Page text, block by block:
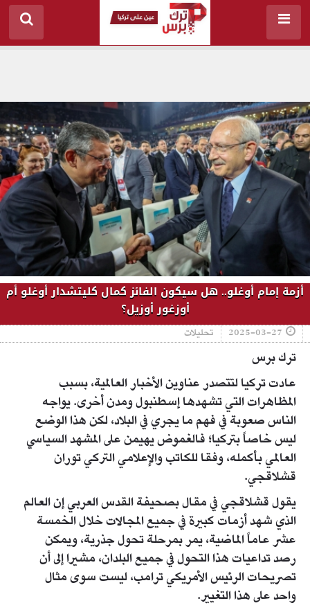
أزمة إمام أوغلو.. هل سيكون الفائز كمال كليتشدار أوغلو أم
أوزغور أوزيل؟
2025-03-27 تحليلات
ترك برس
عادت تركيا لتتصدر عناوين الأخبار العالمية، بسبب
المظاهرات التي تشهدها إسطنبول ومدن أخرى. يواجه
الناس صعوبة في فهم ما يجري في البلاد، لكن هذا الوضع
ليس خاصاً بتركيا؛ فالغموض يهيمن على المشهد السياسي
العالمي بأكمله، وفقا للكاتب والإعلامي التركي توران
قشلاقجي.
يقول قشلاقجي في مقال بصحيفة القدس العربي إن العالم
الذي شهد أزمات كبيرة في جميع المجالات خلال الخمسة
عشر عاماً الماضية، يمر بمرحلة تحول جذرية، ويمكن
رصد تداعيات هذا التحول في جميع البلدان، مشيرا إلى أن
تصريحات الرئيس الأمريكي ترامب، ليست سوى مثال
واحد على هذا التغيير.